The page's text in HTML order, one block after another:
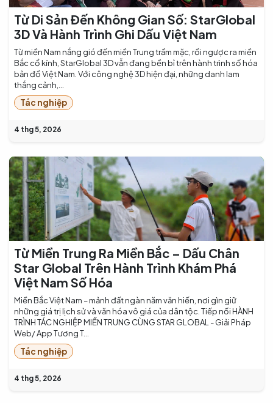
Từ Di Sản Đến Không Gian Số: StarGlobal
3D Và Hành Trình Ghi Dấu Việt Nam
Từ miền Nam nắng gió đến miền Trung trầm mặc, rồi ngược ra miền
Bắc cổ kính, StarGlobal 3D vẫn đang bền bỉ trên hành trình số hóa
bản đồ Việt Nam. Với công nghệ 3D hiện đại, những danh lam
thắng cảnh,...
Tác nghiệp
4 thg 5, 2026
Từ Miền Trung Ra Miền Bắc – Dấu Chân
Star Global Trên Hành Trình Khám Phá
Việt Nam Số Hóa
Miền Bắc Việt Nam – mảnh đất ngàn năm văn hiến, nơi gìn giữ
những giá trị lịch sử và văn hóa vô giá của dân tộc. Tiếp nối HÀNH
TRÌNH TÁC NGHIỆP MIỀN TRUNG CÙNG STAR GLOBAL - Giải Pháp
Web/ App Tương T...
Tác nghiệp
4 thg 5, 2026